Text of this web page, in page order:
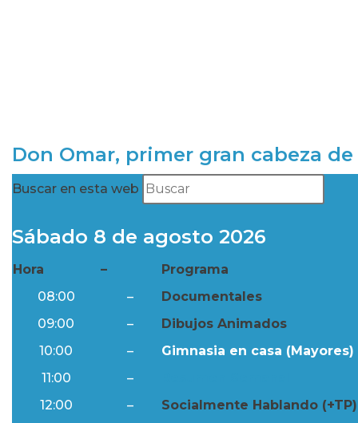
Don Omar, primer gran cabeza
Buscar en esta web
Sábado 8 de agosto 2026
Hora –
Programa
08:00
–
Documentales
09:00
–
Dibujos Animados
10:00
–
Gimnasia en casa (Mayores)
11:00
–
12:00
–
Socialmente Hablando (+TP)